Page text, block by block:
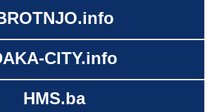
CITY.info
HMS.ba